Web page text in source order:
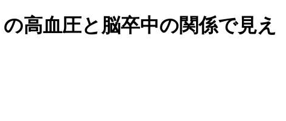
高血圧と脳卒中の関係で見え